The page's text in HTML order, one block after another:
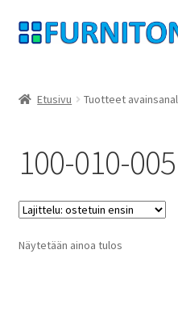
Siirry
navigointiin
Siirry
sisältöön
yksityisyyttä
peruuttamisoikeus
Ottaa yhteyttä
Etusivu Tuotteet
100-010-005
Näytetään ainoa tulos